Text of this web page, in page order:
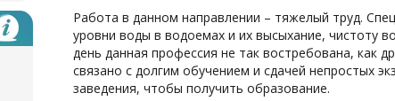
Работа в данном направлении – тяжелый труд.
уровни воды в водоемах и их высыхание, чистоту
день данная профессия не так востребована, как
связано с долгим обучением и сдачей непростых
заведения, чтобы получить образование.